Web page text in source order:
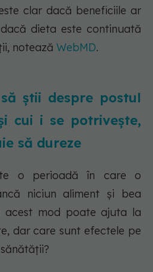
clar dacă beneficiile ar
dieta este continuată
notează WebMD.
știi despre postul
cui i se potrivește,
să dureze
o perioadă în care o
niciun aliment și bea
acest mod poate ajuta la
dar care sunt efectele pe